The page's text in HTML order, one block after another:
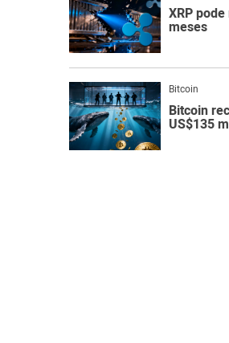
XRP
meses
Bitcoin
Bitcoin
US$135